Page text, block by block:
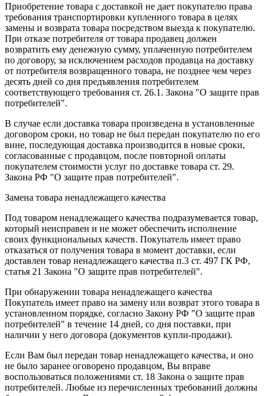
Приобретение товара с доставкой не дает покупателю права
требования транспортировки купленного товара в целях
замены и возврата товара посредством выезда к покупателю.
При отказе потребителя от товара продавец должен
возвратить ему денежную сумму, уплаченную потребителем
по договору, за исключением расходов продавца на доставку
от потребителя возвращенного товара, не позднее чем через
десять дней со дня предъявления потребителем
соответствующего требования ст. 26.1. Закона "О защите прав
потребителей".
В случае если доставка товара произведена в установленные
договором сроки, но товар не был передан покупателю по его
вине, последующая доставка производится в новые сроки,
согласованные с продавцом, после повторной оплаты
покупателем стоимости услуг по доставке товара ст. 29.
Закона РФ "О защите прав потребителей".
Замена товара ненадлежащего качества
Под товаром ненадлежащего качества подразумевается товар,
который неисправен и не может обеспечить исполнение
своих функциональных качеств. Покупатель имеет право
отказаться от получения товара в момент доставки, если
доставлен товар ненадлежащего качества п.3 ст. 497 ГК РФ,
статья 21 Закона "О защите прав потребителей".
При обнаружении товара ненадлежащего качества
Покупатель имеет право на замену или возврат этого товара в
установленном порядке, согласно Закону РФ "О защите прав
потребителей" в течение 14 дней, со дня поставки, при
наличии у него договора (документов купли-продажи).
Если Вам был передан товар ненадлежащего качества, и оно
не было заранее оговорено продавцом, Вы вправе
воспользоваться положениями ст. 18 Закона о защите прав
потребителей. Любые из перечисленных требований должны